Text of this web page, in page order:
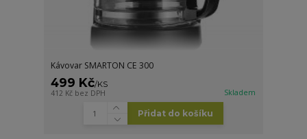
Kávovar SMARTON CE 300
499 Kč/KS
412 Kč bez DPH Skladem
Přidat do košíku